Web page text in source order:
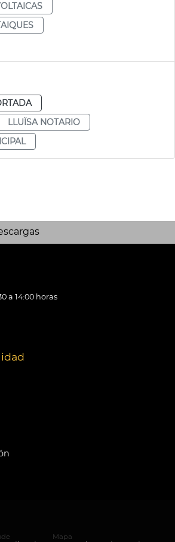
LLUÏSA NOTARIO
a 14:00 horas
Mapa